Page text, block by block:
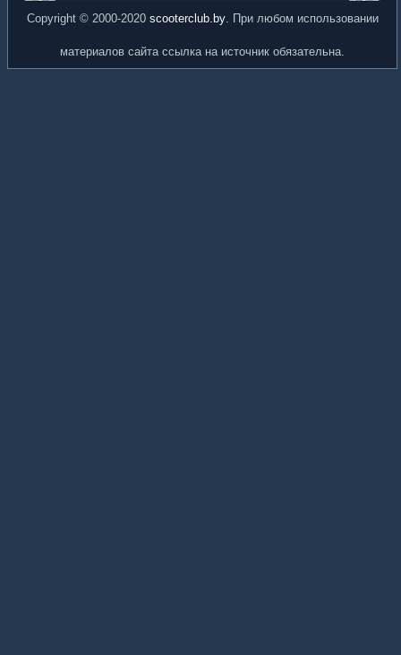
Copyright © 2000-2020 scooterclub.by. При любом использовании
материалов сайта ссылка на источник обязательна.